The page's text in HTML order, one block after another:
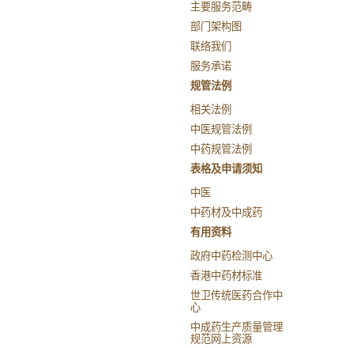
主要服务范畴
部门架构图
联络我们
服务承诺
规管法例
相关法例
中医规管法例
中药规管法例
表格及申请须知
中医
中药材及中成药
有用资料
政府中药检测中心
香港中药材标准
世卫传统医药合作中
心
中成药生产质量管理
规范网上资源